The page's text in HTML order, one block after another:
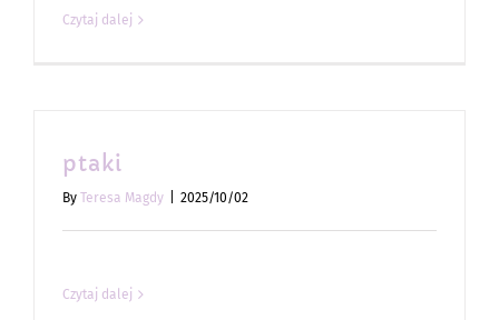
Czytaj dalej
ptaki
By Teresa Magdy 2025/10/02
Czytaj dalej